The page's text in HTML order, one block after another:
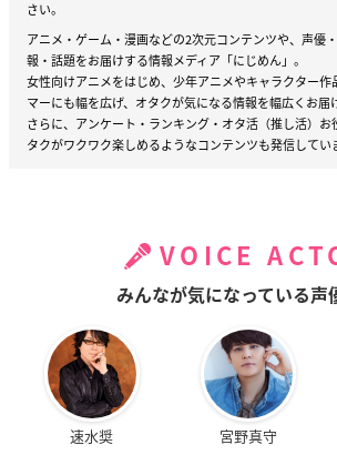
さい。
アニメ・ゲーム・漫画などの2次元コンテンツや、声優
報・話題をお届けする情報メディア「にじめん」。
女性向けアニメをはじめ、少年アニメやキャラクター作
マーにも幅を広げ、オタクが気になる情報を幅広くお届
さらに、アンケート・ランキング・オタ活（推し活）お
タクがワクワク楽しめるようなコンテンツも発信してい
VOICE
みんなが気になっている声
速水奨 宮野真守